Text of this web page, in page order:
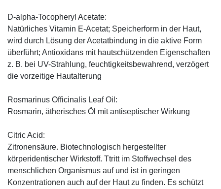
D-alpha-Tocopheryl Acetate:
Natürliches Vitamin E-Acetat; Speicherform in der Haut,
wird durch Lösung der Acetatbindung in die aktive Form
überführt; Antioxidans mit hautschützenden Eigenschaften
z. B. bei UV-Strahlung, feuchtigkeitsbewahrend, verzögert
die vorzeitige Hautalterung
Rosmarinus Officinalis Leaf Oil:
Rosmarin, ätherisches Öl mit antiseptischer Wirkung
Citric Acid:
Zitronensäure. Biotechnologisch hergestellter
körperidentischer Wirkstoff. Ttritt im Stoffwechsel des
menschlichen Organismus auf und ist in geringen
Konzentrationen auch auf der Haut zu finden. Es schützt